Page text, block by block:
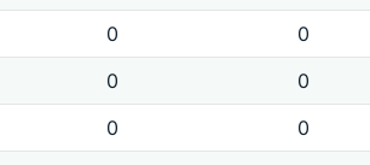
0
0
0
0
0
0